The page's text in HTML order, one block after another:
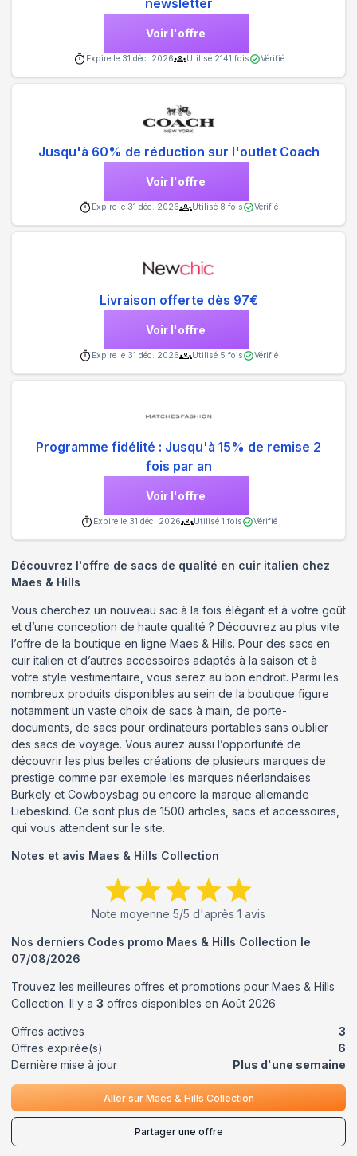
newsletter
Voir l'offre
Expire le 31 déc. 2026 Utilisé 2141 fois Vérifié
Jusqu'à 60% de réduction sur l'outlet Coach
Voir l'offre
Expire le 31 déc. 2026 Utilisé 8 fois Vérifié
Livraison offerte dès 97€
Voir l'offre
Expire le 31 déc. 2026 Utilisé 5 fois Vérifié
Programme fidélité : Jusqu'à 15% de remise 2
fois par an
Voir l'offre
Expire le 31 déc. 2026 Utilisé 1 fois Vérifié
Découvrez l'offre de sacs de qualité en cuir italien chez
Maes & Hills
Vous cherchez un nouveau sac à la fois élégant et à votre goût
et d’une conception de haute qualité ? Découvrez au plus vite
l’offre de la boutique en ligne Maes & Hills. Pour des sacs en
cuir italien et d’autres accessoires adaptés à la saison et à
votre style vestimentaire, vous serez au bon endroit. Parmi les
nombreux produits disponibles au sein de la boutique figure
notamment un vaste choix de sacs à main, de porte-
documents, de sacs pour ordinateurs portables sans oublier
des sacs de voyage. Vous aurez aussi l’opportunité de
découvrir les plus belles créations de plusieurs marques de
prestige comme par exemple les marques néerlandaises
Burkely et Cowboysbag ou encore la marque allemande
Liebeskind. Ce sont plus de 1500 articles, sacs et accessoires,
qui vous attendent sur le site.
Notes et avis Maes & Hills Collection
Note moyenne 5/5 d'après 1 avis
Nos derniers Codes promo Maes & Hills Collection le
07/08/2026
Trouvez les meilleures offres et promotions pour Maes & Hills
Collection. Il y a 3 offres disponibles en Août 2026
Offres actives
3
Offres expirée(s)
6
Dernière mise à jour
Plus d'une semaine
Aller sur Maes & Hills Collection
Partager une offre